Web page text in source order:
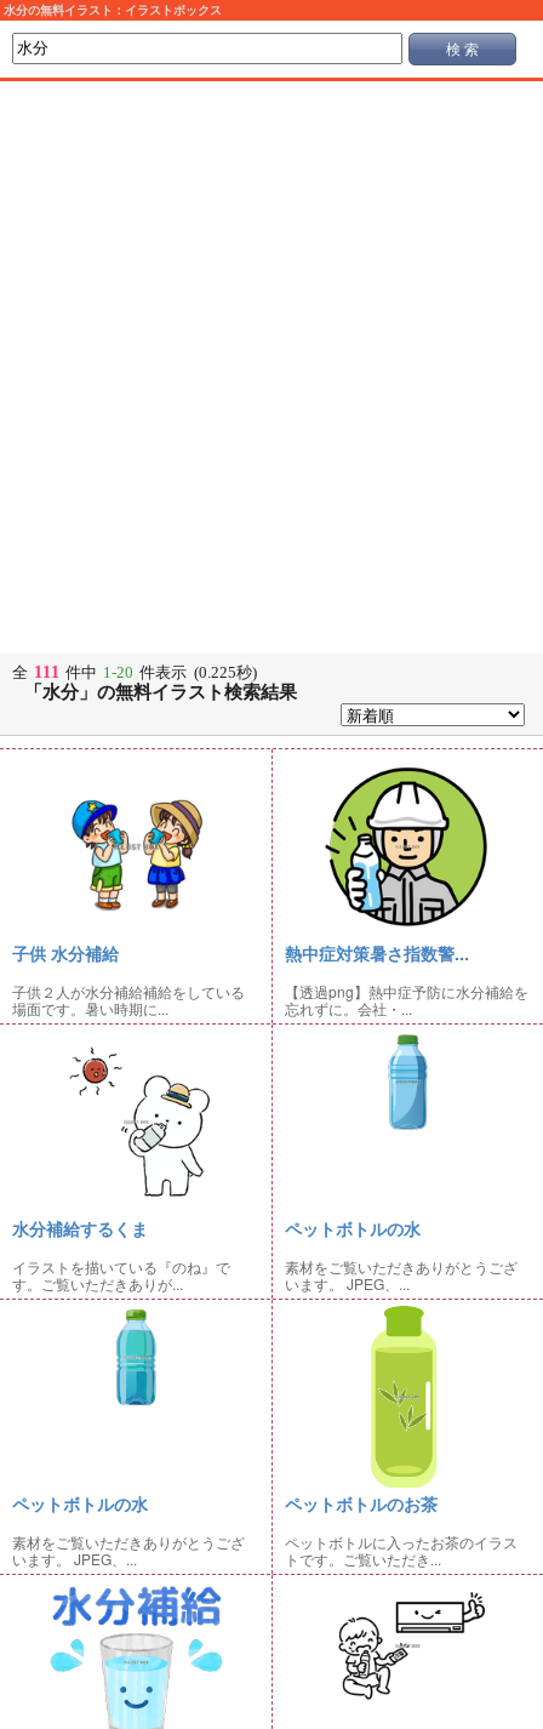
水分の無料イラスト：イラストボックス
検 索
全 111 件中 1-20 件表示 (0.225秒)
「水分」の無料イラスト検索結果
子供 水分補給
子供２人が水分補給補給をしている
場面です。暑い時期に...
熱中症対策暑さ指数警...
【透過png】熱中症予防に水分補給を
忘れずに。会社・...
水分補給するくま
イラストを描いている『のね』で
す。ご覧いただきありが...
ペットボトルの水
素材をご覧いただきありがとうござ
います。 JPEG、...
ペットボトルの水
素材をご覧いただきありがとうござ
います。 JPEG、...
ペットボトルのお茶
ペットボトルに入ったお茶のイラス
トです。ご覧いただき...